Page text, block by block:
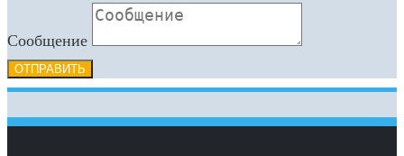
Сообщение
ОТПРАВИТЬ